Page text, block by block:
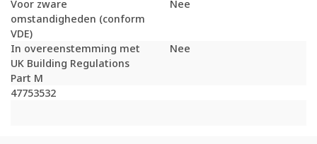
Voor zware
omstandigheden (conform
VDE)
Nee
In overeenstemming met
UK Building Regulations
Part M
Nee
47753532